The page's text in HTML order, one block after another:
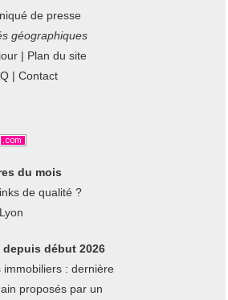
de presse
géographiques
| Plan du site
| Contact
du mois
de qualité ?
début 2026
: dernière
proposés par un